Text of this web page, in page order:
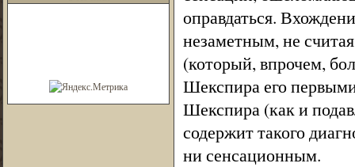
оправдаться.
незаметным, не
(который, впрочем,
Шекспира его
Шекспира (как и
содержит такого
ни сенсационным.